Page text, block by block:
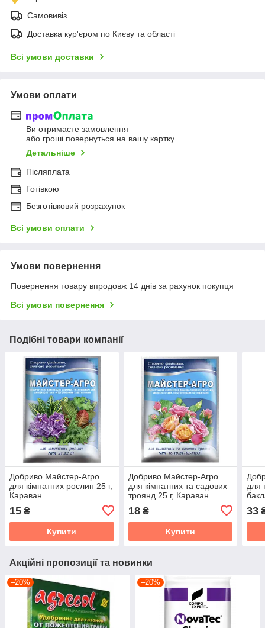
Самовивіз
Доставка кур'єром по Києву та області
Всі умови доставки
Умови оплати
Ви отримаєте замовлення
або гроші повернуться на вашу картку
Детальніше
Післяплата
Готівкою
Безготівковий розрахунок
Всі умови оплати
Умови повернення
Повернення товару впродовж 14 днів за рахунок покупця
Всі умови повернення
Подібні товари компанії
Добриво Майстер-Агро
для кімнатних рослин 25 г,
Караван
15 ₴
Купити
Добриво Майстер-Агро
для кімнатних та садових
троянд 25 г, Караван
18₴
Купити
для
33
Акційні пропозиції та новинки
–20% –20%